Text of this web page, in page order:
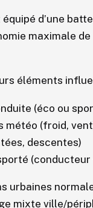
d’une
maximale
éléments
(éco ou
météo (froid,
descentes)
urbaines
mixte ville/